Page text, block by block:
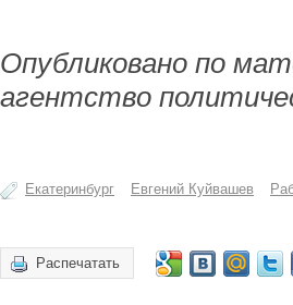
Опубликовано по
агентство
Екатеринбург Евгений Куйвашев
Распечатать